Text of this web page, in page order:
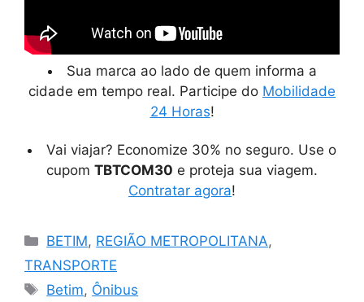
Sua marca ao lado de quem informa a
cidade em tempo real. Participe do Mobilidade
24 Horas!
Vai viajar? Economize 30% no seguro. Use o
cupom TBTCOM30 e proteja sua viagem.
Contratar agora!
Categorias
BETIM, REGIÃO METROPOLITANA,
TRANSPORTE
Tags
Betim, Ônibus